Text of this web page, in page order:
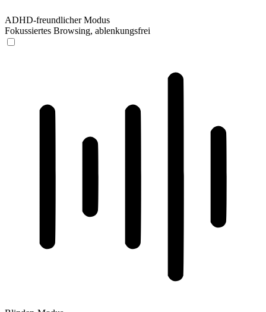
ADHD-freundlicher Modus
Fokussiertes Browsing, ablenkungsfrei